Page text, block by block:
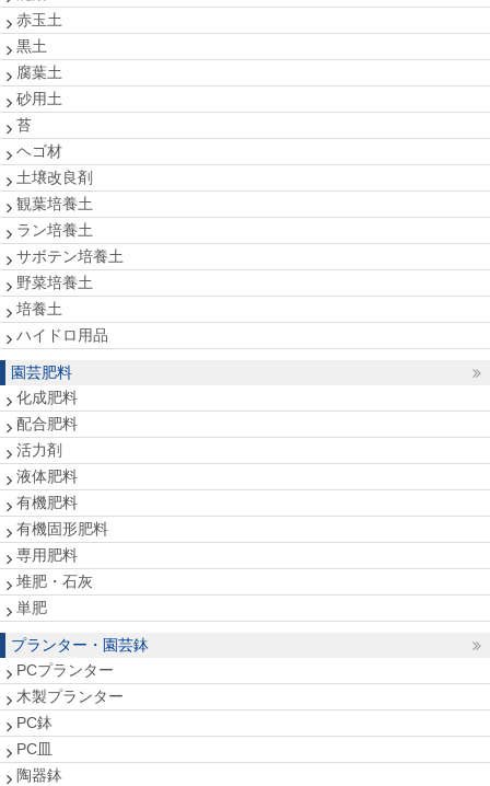
赤玉土
黒土
腐葉土
砂用土
苔
ヘゴ材
土壌改良剤
観葉培養土
ラン培養土
サボテン培養土
野菜培養土
培養土
ハイドロ用品
園芸肥料
化成肥料
配合肥料
活力剤
液体肥料
有機肥料
有機固形肥料
専用肥料
堆肥・石灰
単肥
プランター・園芸鉢
PCプランター
木製プランター
PC鉢
PC皿
陶器鉢